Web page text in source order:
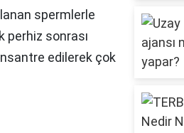
spermlerle
perhiz sonrası
edilerek çok